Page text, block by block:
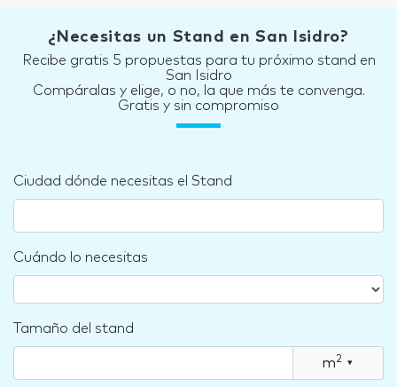
¿Necesitas un Stand en San Isidro?
Recibe gratis 5 propuestas para tu próximo stand en
San Isidro
Compáralas y elige, o no, la que más te convenga.
Gratis y sin compromiso
Ciudad dónde necesitas el Stand
Cuándo lo necesitas
Tamaño del stand
m2 ▾